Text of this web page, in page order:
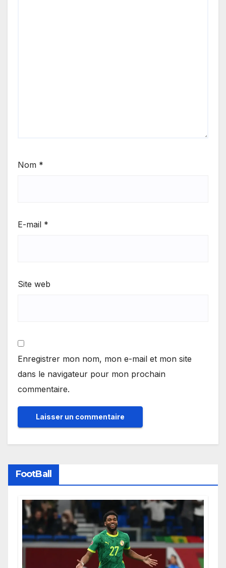
Nom *
E-mail *
Site web
Enregistrer mon nom, mon e-mail et mon site
dans le navigateur pour mon prochain
commentaire.
FootBall